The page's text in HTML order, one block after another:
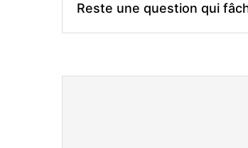
Reste une question qui